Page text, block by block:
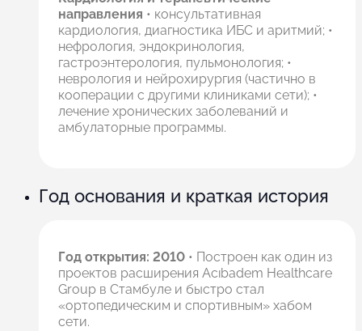
направления • консультативная
кардиология, диагностика ИБС и аритмий; •
нефрология, эндокринология,
гастроэнтерология, пульмонология; •
неврология и нейрохирургия (частично в
кооперации с другими клиниками сети); •
лечение хронических заболеваний и
амбулаторные программы.
Год основания и краткая история
Год открытия: 2010 • Построен как один из
проектов расширения Acıbadem Healthcare
Group в Стамбуле и быстро стал
«ортопедическим и спортивным» хабом
сети.